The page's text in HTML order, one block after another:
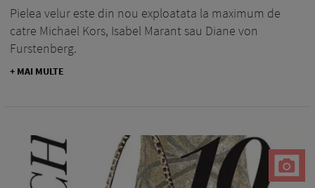
Pielea velur este din nou exploatata la maximum de
catre Michael Kors, Isabel Marant sau Diane von
Furstenberg.
+ MAI MULTE